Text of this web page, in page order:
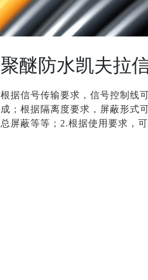
聚醚防水凯夫拉
根据信号传输要求，信号控制线
成；根据隔离度要求，屏蔽形式
总屏蔽等等；2.根据使用要求，